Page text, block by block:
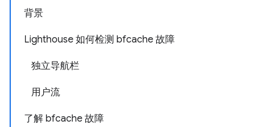
背景
Lighthouse 如何检测 bfcache 故障
独立导航栏
用户流
了解 bfcache 故障